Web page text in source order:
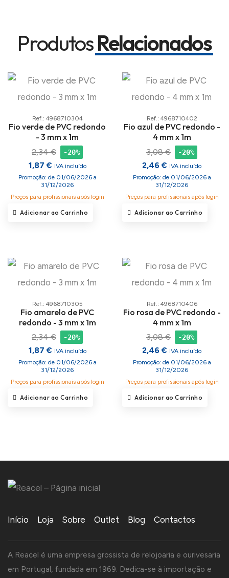
ProdutosRelacionados
Ref.: 4968710304
Fio verde de PVC redondo
- 3 mm x 1m
2,34 € -20%
1,87 € IVA incluído
Promoção: de 01/06/2026 a
31/12/2026
Preços para profissionais após login
Adicionar ao Carrinho
Ref.: 4968710402
Fio azul de PVC redondo -
4 mm x 1m
3,08 € -20%
2,46 € IVA incluído
Promoção: de 01/06/2026 a
31/12/2026
Preços para profissionais após login
Adicionar ao Carrinho
Ref.: 4968710305
Fio amarelo de PVC
redondo - 3 mm x 1m
2,34 € -20%
1,87 € IVA incluído
Promoção: de 01/06/2026 a
31/12/2026
Preços para profissionais após login
Adicionar ao Carrinho
Ref.: 4968710406
Fio rosa de PVC redondo -
4 mm x 1m
3,08 € -20%
2,46 € IVA incluído
Promoção: de 01/06/2026 a
31/12/2026
Preços para profissionais após login
Adicionar ao Carrinho
Início Loja Sobre Outlet Blog Contactos
A Reacel é uma empresa grossista de relojoaria e ourivesaria
em Portugal, fundada em 1969. Dedica-se à importação e